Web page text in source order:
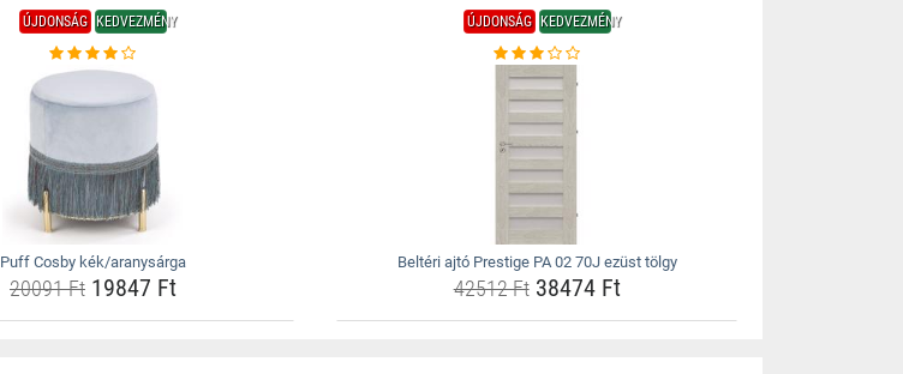
ÚJDONSÁG KEDVEZMÉNY
Puff Cosby kék/aranysárga
20091 Ft19847 Ft
ÚJDONSÁG KEDVEZMÉNY
Beltéri ajtó Prestige PA 02 70J ezüst tölgy
42512 Ft38474 Ft